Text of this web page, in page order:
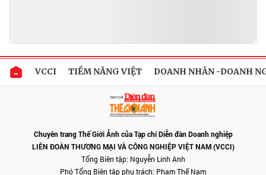
VCCI TIỀM NĂNG VIỆT DOANH NHÂN -DOANH
Chuyên trang Thế Giới Ảnh của Tạp chí Diễn đàn Doanh nghiệp
LIÊN ĐOÀN THƯƠNG MẠI VÀ CÔNG NGHIỆP VIỆT NAM (VCCI)
Tổng Biên tập: Nguyễn Linh Anh
Phó Tổng Biên tập phụ trách: Phạm Thế Nam